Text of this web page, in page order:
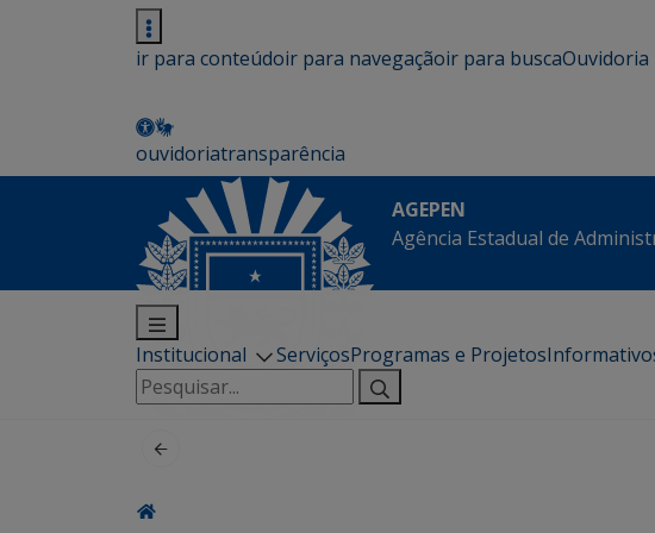
ir para conteúdoir para navegaçãoir para buscaOuvidoria
ouvidoriatransparência
AGEPEN
Agência Estadual de
Institucional ServiçosProgramas e Projetos
Pesquisar
por: